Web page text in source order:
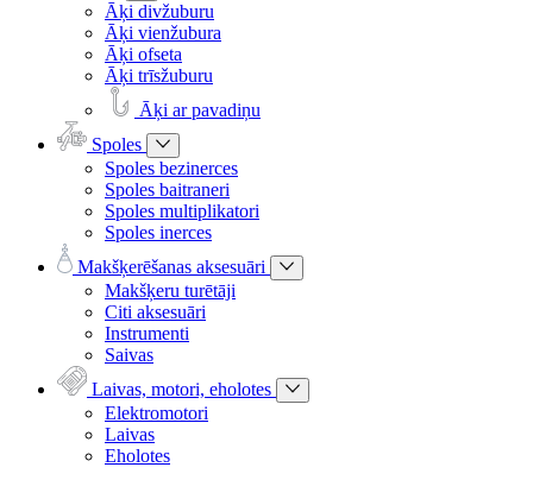
Āķi divžuburu
Āķi vienžubura
Āķi ofseta
Āķi trīsžuburu
Āķi ar pavadiņu
Spoles
Spoles bezinerces
Spoles baitraneri
Spoles multiplikatori
Spoles inerces
Makšķerēšanas aksesuāri
Makšķeru turētāji
Citi aksesuāri
Instrumenti
Saivas
Laivas, motori, eholotes
Elektromotori
Laivas
Eholotes